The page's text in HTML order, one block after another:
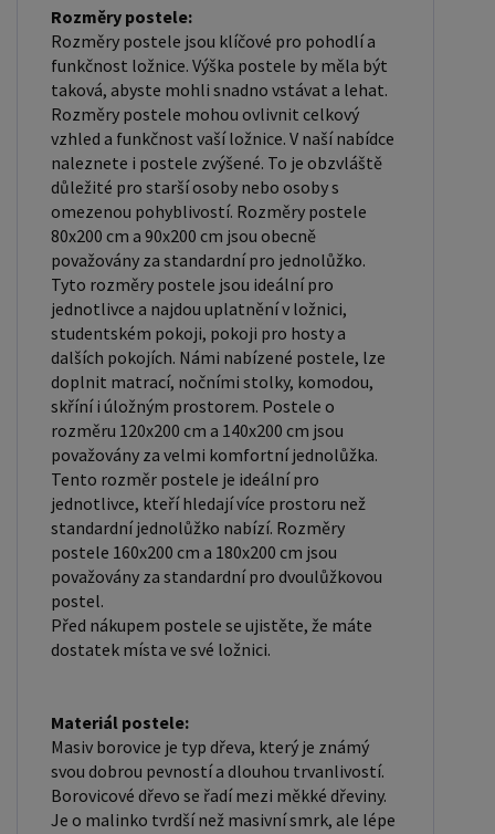
matrace, lamelové matrace, sendvičové matrace,
antibakteriální matrace. Matrace mohou být
měkké, středně tvrdé (H2, H3), tvrdé nebo velmi
tvrdé (H4). Tvrdost matrace je důležitý faktor,
který ovlivňuje pohodlí a podporu, kterou matrace
poskytuje. Při výběru matrace je důležité zvážit
několik faktorů, včetně vaší preferované polohy
spánku, vaší tělesné hmotnosti a jakékoliv
zdravotní problémy, které můžete mít. Laťkový
rošt ZDARMA: Laťkový rošt je ideální volbou pro ty,
kteří hledají kvalitní, pohodlný a cenově dostupný
podklad pod matraci. Laťkový rošt se skládá z
dřevěných lišt, které jsou spojeny textilií. Rošt
poskytuje dobrou podporu těla, cirkulaci vzduchu a
odvádění vlhkosti. Rošt postele je tvořen 12
příčkami, které jsou spojeny textilií, příčky roštu
jsou z masivu borovice. Mezery mezi příčkami jsou
cca 11 cm. Zpracování - lakovaná postel: Lakované
postele jsou oblíbené pro svůj elegantní vzhled a
odolnost. Lakovaný povrch je hladký, snadno se
čistí a je odolný vůči poškrábání a opotřebení.
Máte zájem o velkoobchodní spolupráci? Nebo
firmám, nabízíme možnost nákupu na
velkoobchodní ceny. Zašlete poptávku na
ondera@seznam.cz, velice rádi se Vám budeme
věnovat. Popřípadě se zaregistrujte se ( "
Rozměry postele:
Rozměry postele jsou klíčové pro pohodlí a
funkčnost ložnice. Výška postele by měla být
taková, abyste mohli snadno vstávat a lehat.
Rozměry postele mohou ovlivnit celkový
vzhled a funkčnost vaší ložnice. V naší nabídce
naleznete i postele zvýšené. To je obzvláště
důležité pro starší osoby nebo osoby s
omezenou pohyblivostí. Rozměry postele
80x200 cm a 90x200 cm jsou obecně
považovány za standardní pro jednolůžko.
Tyto rozměry postele jsou ideální pro
jednotlivce a najdou uplatnění v ložnici,
studentském pokoji, pokoji pro hosty a
dalších pokojích. Námi nabízené postele, lze
doplnit matrací, nočními stolky, komodou,
skříní i úložným prostorem. Postele o
rozměru 120x200 cm a 140x200 cm jsou
považovány za velmi komfortní jednolůžka.
Tento rozměr postele je ideální pro
jednotlivce, kteří hledají více prostoru než
standardní jednolůžko nabízí. Rozměry
postele 160x200 cm a 180x200 cm jsou
považovány za standardní pro dvoulůžkovou
postel.
Před nákupem postele se ujistěte, že máte
dostatek místa ve své ložnici.
Materiál postele:
Masiv borovice je typ dřeva, který je známý
svou dobrou pevností a dlouhou trvanlivostí.
Borovicové dřevo se řadí mezi měkké dřeviny.
Je o malinko tvrdší než masivní smrk, ale lépe